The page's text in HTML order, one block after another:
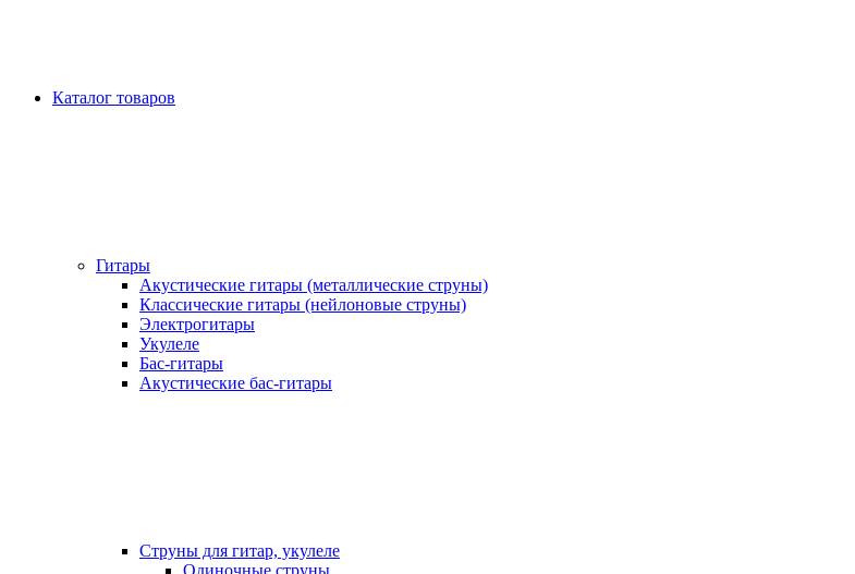
Каталог товаров
Гитары
Акустические гитары (металлические струны)
Классические гитары (нейлоновые струны)
Электрогитары
Укулеле
Бас-гитары
Акустические бас-гитары
Струны для гитар, укулеле
Одиночные струны